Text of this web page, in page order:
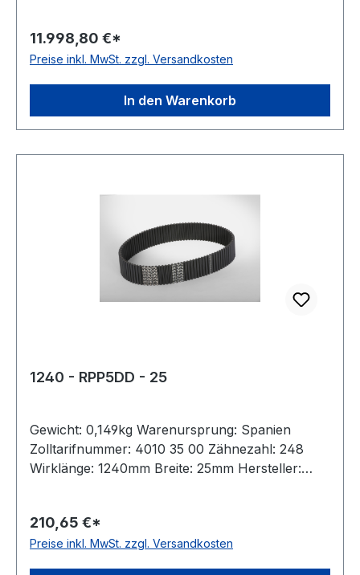
11.998,80 €*
Preise inkl. MwSt. zzgl. Versandkosten
In den Warenkorb
1240 - RPP5DD - 25
Gewicht: 0,149kg Warenursprung: Spanien
Zolltarifnummer: 4010 35 00 Zähnezahl: 248
Wirklänge: 1240mm Breite: 25mm Hersteller:
210,65 €*
Preise inkl. MwSt. zzgl. Versandkosten